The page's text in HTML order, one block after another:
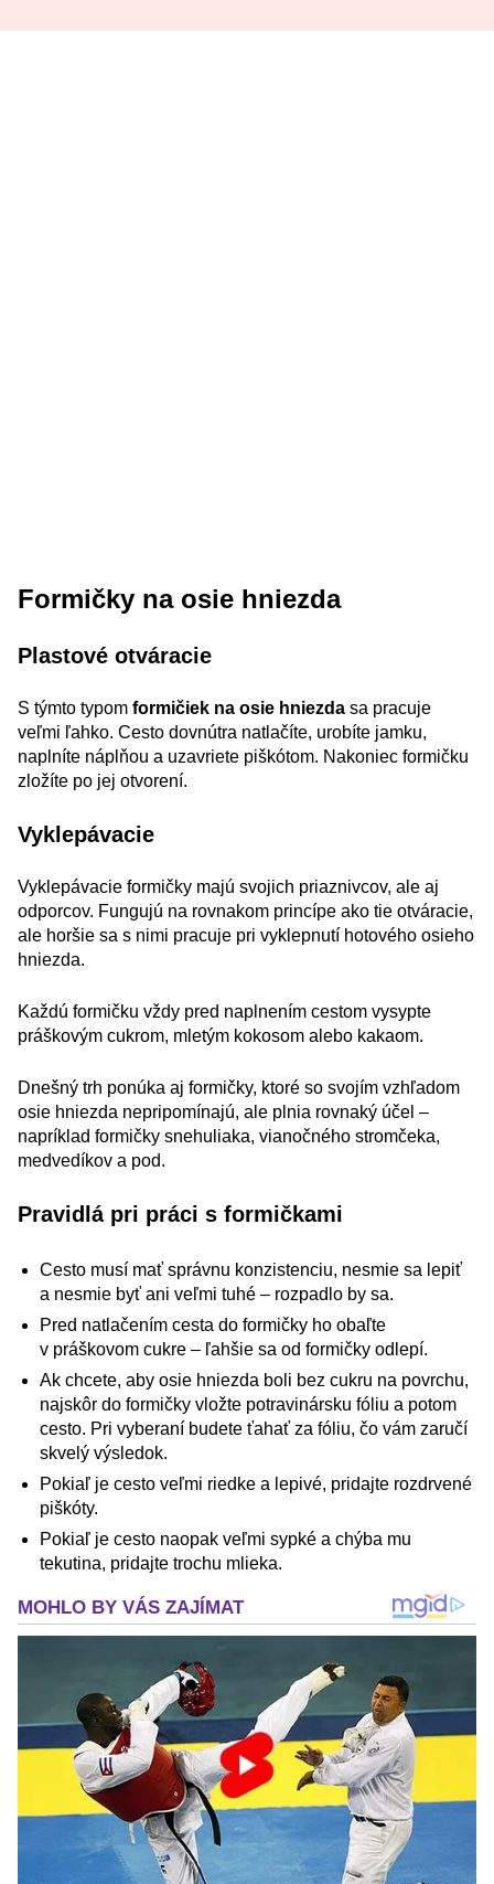
Formičky na osie hniezda
Plastové otváracie
S týmto typom formičiek na osie hniezda sa pracuje
veľmi ľahko. Cesto dovnútra natlačíte, urobíte jamku,
naplníte náplňou a uzavriete piškótom. Nakoniec formičku
zložíte po jej otvorení.
Vyklepávacie
Vyklepávacie formičky majú svojich priaznivcov, ale aj
odporcov. Fungujú na rovnakom princípe ako tie otváracie,
ale horšie sa s nimi pracuje pri vyklepnutí hotového osieho
hniezda.
Každú formičku vždy pred naplnením cestom vysypte
práškovým cukrom, mletým kokosom alebo kakaom.
Dnešný trh ponúka aj formičky, ktoré so svojím vzhľadom
osie hniezda nepripomínajú, ale plnia rovnaký účel –
napríklad formičky snehuliaka, vianočného stromčeka,
medvedíkov a pod.
Pravidlá pri práci s formičkami
Cesto musí mať správnu konzistenciu, nesmie sa lepiť
a nesmie byť ani veľmi tuhé – rozpadlo by sa.
Pred natlačením cesta do formičky ho obaľte
v práškovom cukre – ľahšie sa od formičky odlepí.
Ak chcete, aby osie hniezda boli bez cukru na povrchu,
najskôr do formičky vložte potravinársku fóliu a potom
cesto. Pri vyberaní budete ťahať za fóliu, čo vám zaručí
skvelý výsledok.
Pokiaľ je cesto veľmi riedke a lepivé, pridajte rozdrvené
piškóty.
Pokiaľ je cesto naopak veľmi sypké a chýba mu
tekutina, pridajte trochu mlieka.